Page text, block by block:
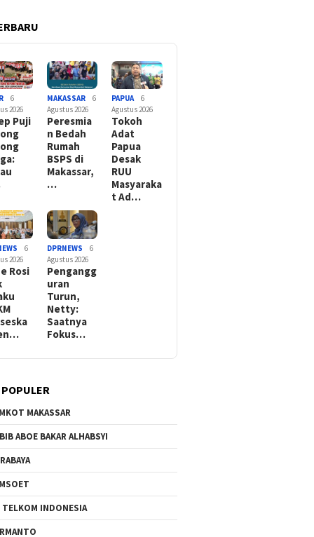
6
2026
Puji
MAKASSAR
6
Agustus 2026
Peresmia
n Bedah
Rumah
BSPS di
Makassar,
…
PAPUA
6
Agustus 2026
Tokoh
Adat
Papua
Desak
RUU
Masyaraka
t Ad…
6
2026
Rosi
DPRNEWS
6
Agustus 2026
Pengangg
uran
Turun,
Netty:
Saatnya
Fokus…
MAKASSAR
ABOE BAKAR ALHABSYI
INDONESIA